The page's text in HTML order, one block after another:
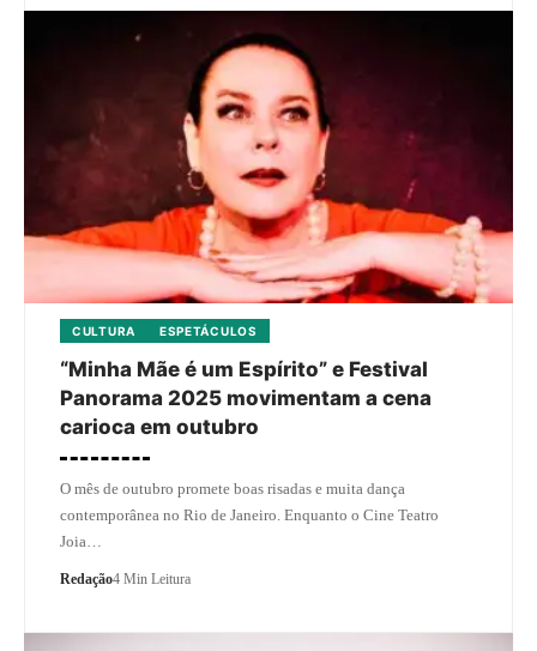
CULTURA ESPETÁCULOS
“Minha Mãe é um Espírito” e Festival
Panorama 2025 movimentam a cena
carioca em outubro
O mês de outubro promete boas risadas e muita dança
contemporânea no Rio de Janeiro. Enquanto o Cine Teatro
Joia…
Redação4 Min Leitura